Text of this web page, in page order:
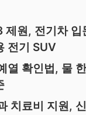
원, 전기차 입
전기 SUV
열 확인법, 물
치료비 지원,